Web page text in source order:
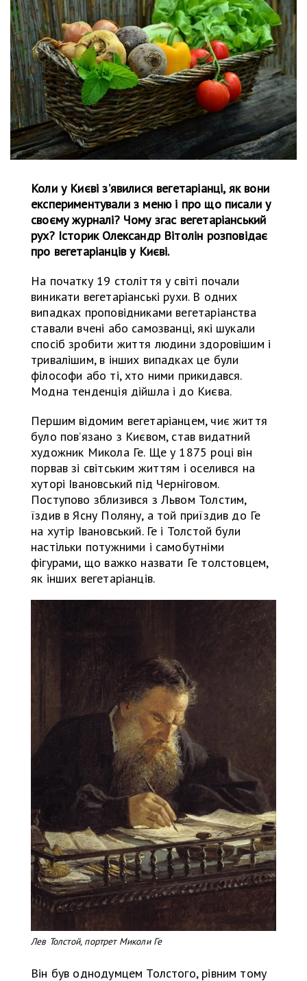
Коли у Києві зʼявилися вегетаріанці, як вони
експериментували з меню і про що писали у
своєму журналі? Чому згас вегетаріанський
рух? Історик Олександр Вітолін розповідає
про вегетаріанців у Києві.
На початку 19 століття у світі почали
виникати вегетаріанські рухи. В одних
випадках проповідниками вегетаріанства
ставали вчені або самозванці, які шукали
спосіб зробити життя людини здоровішим і
тривалішим, в інших випадках це були
філософи або ті, хто ними прикидався.
Модна тенденція дійшла і до Києва.
Першим відомим вегетаріанцем, чиє життя
було пов’язано з Києвом, став видатний
художник Микола Ге. Ще у 1875 році він
порвав зі світським життям і оселився на
хуторі Івановський під Черніговом.
Поступово зблизився з Львом Толстим,
їздив в Ясну Поляну, а той приїздив до Ге
на хутір Івановський. Ге і Толстой були
настільки потужними і самобутніми
фігурами, що важко назвати Ге толстовцем,
як інших вегетаріанців.
Лев Толстой, портрет Миколи Ге
Він був однодумцем Толстого, рівним тому